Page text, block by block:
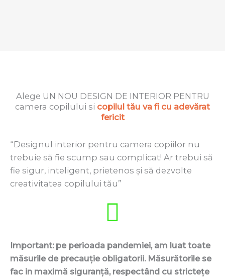
Alege UN NOU DESIGN DE INTERIOR PENTRU
camera copilului si copilul tău va fi cu adevărat
fericit
“Designul interior pentru camera copiilor nu
trebuie să fie scump sau complicat! Ar trebui să
fie sigur, inteligent, prietenos și să dezvolte
creativitatea copilului tău”
Important: pe perioada pandemiei, am luat toate
măsurile de precauție obligatorii. Măsurătorile se
fac in maximă siguranță, respectând cu strictețe